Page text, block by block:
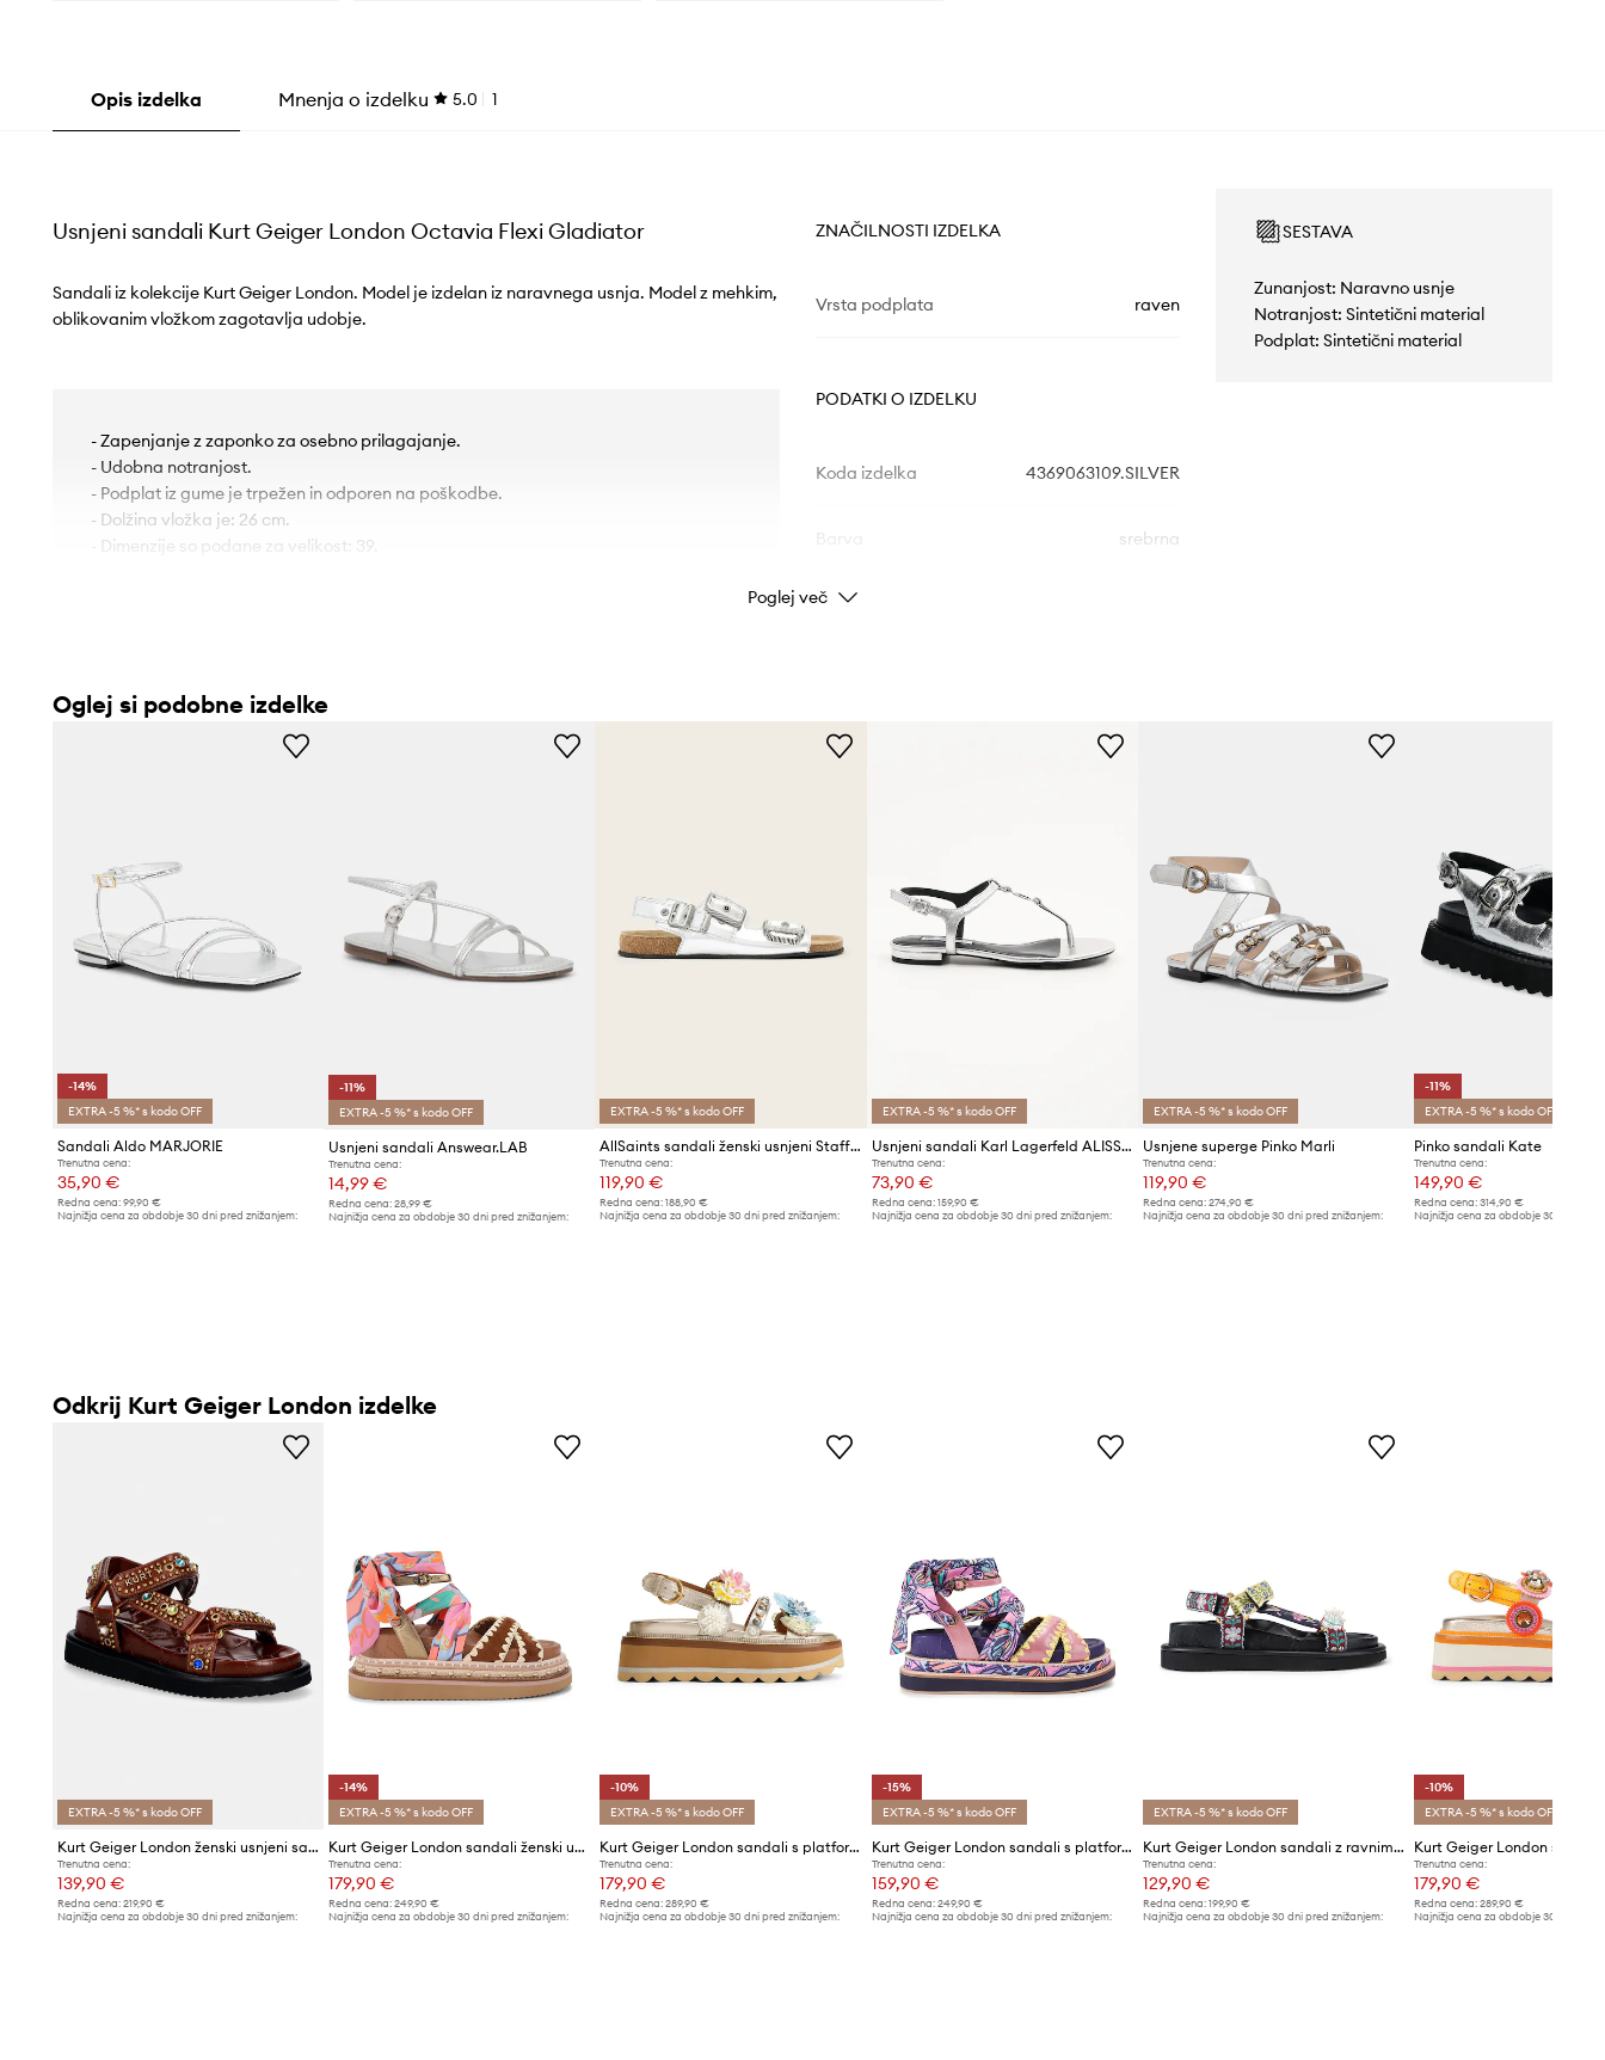
Opis izdelka Mnenja o izdelku 5.0 1
Usnjeni sandali Kurt Geiger London Octavia Flexi Gladiator
Sandali iz kolekcije Kurt Geiger London. Model je izdelan iz naravnega usnja. Model z mehkim,
oblikovanim vložkom zagotavlja udobje.
- Zapenjanje z zaponko za osebno prilagajanje.
- Udobna notranjost.
- Podplat iz gume je trpežen in odporen na poškodbe.
- Dolžina vložka je: 26 cm.
- Dimenzije so podane za velikost: 39.
ZNAČILNOSTI IZDELKA
Vrsta podplata raven
PODATKI O IZDELKU
Koda izdelka 4369063109.SILVER
srebrna
Znamka
ID izdelka
SESTAVA
Zunanjost: Naravno usnje
Notranjost: Sintetični material
Podplat: Sintetični material
Poglej več
Oglej si podobne izdelke
-14%
EXTRA -5 %* s kodo OFF
Sandali Aldo MARJORIE
Trenutna cena:
35,90 €
Redna cena: 99,90 €
Najnižja cena za obdobje 30 dni pred znižanjem:
-11%
EXTRA -5 %* s kodo OFF
Usnjeni sandali Answear.LAB
Trenutna cena:
14,99 €
Redna cena:28,99 €
Najnižja cena za obdobje 30 dni pred znižanjem:
EXTRA -5 %* s kodo OFF
AllSaints sandali ženski usnjeni Staffa Sandal
Trenutna cena:
119,90 €
Redna cena: 188,90 €
Najnižja cena za obdobje 30 dni pred znižanjem:
EXTRA -5 %* s kodo OFF
Usnjeni sandali Karl Lagerfeld ALISSO
Trenutna cena:
73,90 €
Redna cena: 159,90 €
Najnižja cena za obdobje 30 dni pred znižanjem:
EXTRA -5 %* s kodo OFF
Usnjene superge Pinko Marli
Trenutna cena:
119,90 €
Redna cena:274,90 €
Najnižja cena za obdobje 30 dni pred znižanjem:
-11%
EXTRA -5 %* s kodo OFF
Pinko sandali Kate
Trenutna cena:
149,90 €
Redna cena: 314,90 €
Najnižja cena za obdobje 30 dni pred
Odkrij Kurt Geiger London izdelke
EXTRA -5 %* s kodo OFF
Kurt Geiger London ženski usnjeni sandali Orson Sandal
Trenutna cena:
139,90 €
Redna cena: 219,90 €
Najnižja cena za obdobje 30 dni pred znižanjem:
-14%
EXTRA -5 %* s kodo OFF
Kurt Geiger London sandali ženski usnjeni Orson Cross Scarf Sdl
Trenutna cena:
179,90 €
Redna cena:249,90 €
Najnižja cena za obdobje 30 dni pred znižanjem:
-10%
EXTRA -5 %* s kodo OFF
Kurt Geiger London sandali s platformo ženski usnjeni Octavia Sling Flatform
Trenutna cena:
179,90 €
Redna cena: 289,90 €
Najnižja cena za obdobje 30 dni pred znižanjem:
-15%
EXTRA -5 %* s kodo OFF
Kurt Geiger London sandali s platformo ženski Orson Cross Scarf Sdl
Trenutna cena:
159,90 €
Redna cena: 249,90 €
Najnižja cena za obdobje 30 dni pred znižanjem:
EXTRA -5 %* s kodo OFF
Kurt Geiger London sandali z ravnim podplatom ženski Orson Sandal
Trenutna cena:
129,90 €
Redna cena:199,90 €
Najnižja cena za obdobje 30 dni pred znižanjem:
-10%
EXTRA -5 %* s kodo OFF
Trenutna cena:
179,90 €
Redna cena: 289,90 €
Najnižja cena za obdobje 30 dni pred